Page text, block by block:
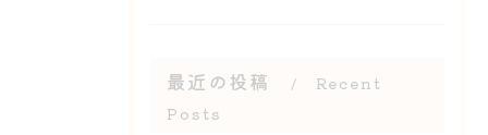
最近の投稿
Recent
Posts